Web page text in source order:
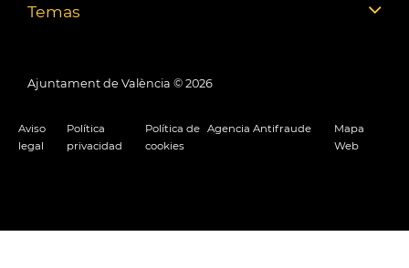
Temas
Ajuntament de València © 2026
Aviso
legal
Política
privacidad
Política de
cookies
Agencia Antifraude
Mapa
Web